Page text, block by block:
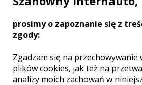
Liczba pozycji:1
prosimy o zapoznanie się z
zgody:
Zgadzam się na
plików cookies, jak też na
analizy moich zachowań w